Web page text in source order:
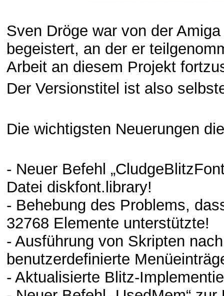
Sven Dröge war von der
begeistert, an der er
Arbeit an diesem Projekt
Der Versionstitel ist also
Die wichtigsten Neuerungen
- Neuer Befehl
Datei diskfont.library!
- Behebung des Problems,
32768 Elemente unterstützte!
- Ausführung von Skripten
benutzerdefinierte
- Aktualisierte Blitz-